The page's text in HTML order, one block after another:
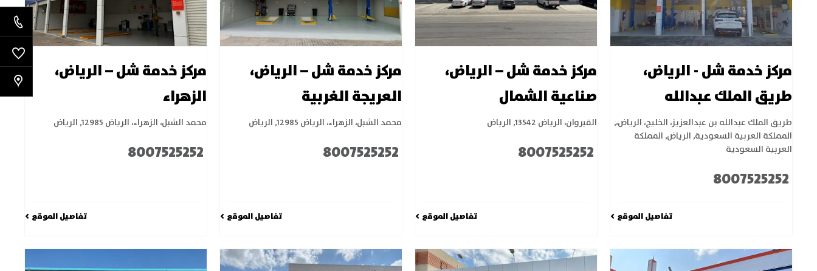
مركز خدمة شل - الرياض،
طريق الملك عبدالله
طريق الملك عبدالله بن عبدالعزيز، الخليج، الرياض،,
المملكة العربية السعودية, الرياض, المملكة
العربية السعودية
8007525252
تفاصيل الموقع
مركز خدمة شل – الرياض،
صناعية الشمال
القيروان، الرياض 13542 , الرياض
8007525252
تفاصيل الموقع
مركز خدمة شل – الرياض،
العريجة الغربية
محمد الشبل، الزهراء، الرياض 12985 , الرياض
8007525252
تفاصيل الموقع
مركز خدمة شل – الرياض،
الزهراء
محمد الشبل، الزهراء، الرياض 12985 , الرياض
8007525252
تفاصيل الموقع